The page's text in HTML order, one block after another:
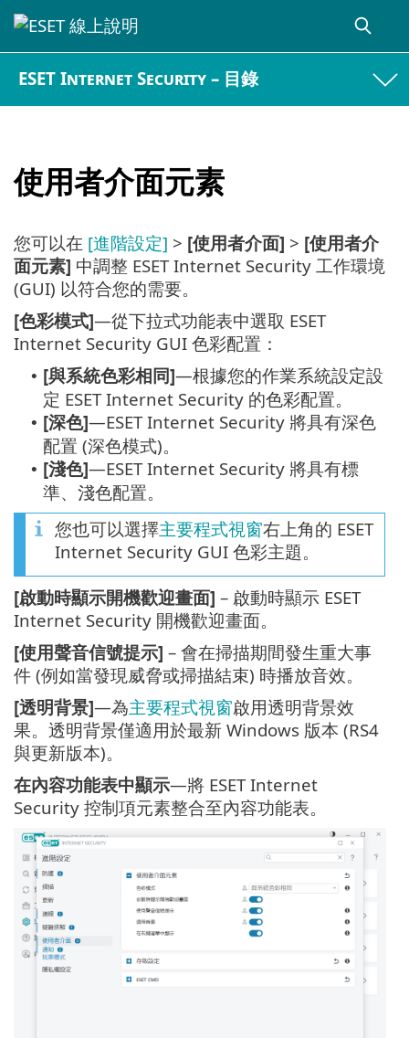
ESET Internet Security – 目錄
使用者介面元素
您可以在 [進階設定] > [使用者介面] > [使用者介
面元素] 中調整 ESET Internet Security 工作環境
(GUI) 以符合您的需要。
[色彩模式]—從下拉式功能表中選取 ESET
Internet Security GUI 色彩配置：
• [與系統色彩相同]—根據您的作業系統設定設
定 ESET Internet Security 的色彩配置。
• [深色]—ESET Internet Security 將具有深色
配置 (深色模式)。
• [淺色]—ESET Internet Security 將具有標
準、淺色配置。
您也可以選擇主要程式視窗右上角的 ESET
Internet Security GUI 色彩主題。
[啟動時顯示開機歡迎畫面] – 啟動時顯示 ESET
Internet Security 開機歡迎畫面。
[使用聲音信號提示] – 會在掃描期間發生重大事
件 (例如當發現威脅或掃描結束) 時播放音效。
[透明背景]—為主要程式視窗啟用透明背景效
果。透明背景僅適用於最新 Windows 版本 (RS4
與更新版本)。
在內容功能表中顯示—將 ESET Internet
Security 控制項元素整合至內容功能表。